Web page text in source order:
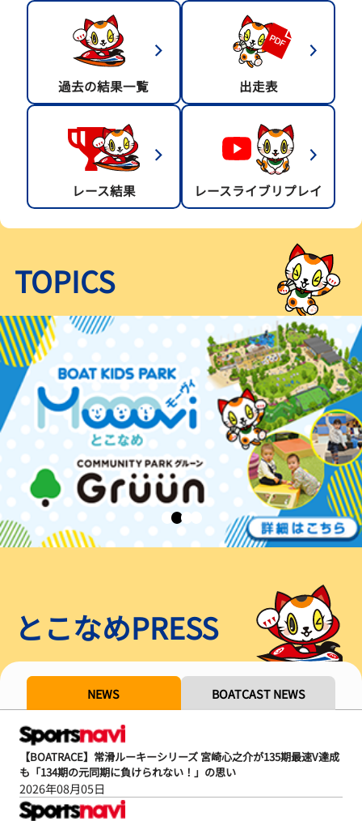
過去の結果一覧 出走表
レース結果 レースライブリプレイ
TOPICS
とこなめPRESS
NEWS BOATCAST NEWS
【BOATRACE】常滑ルーキーシリーズ 宮崎心之介が135期最速V達成
も「134期の元同期に負けられない！」の思い
2026年08月05日